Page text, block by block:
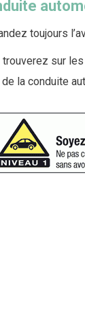
toujours
trouverez sur
la conduite